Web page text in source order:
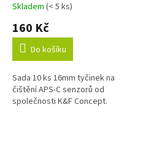
Průměrné
hodnocení
produktu
5,0
5
hvězdiček.
Skladem (< 5 ks)
160 Kč
Do košíku
Sada 10 ks 16mm tyčinek na
čištění APS-C senzorů od
společnosti K&F Concept.